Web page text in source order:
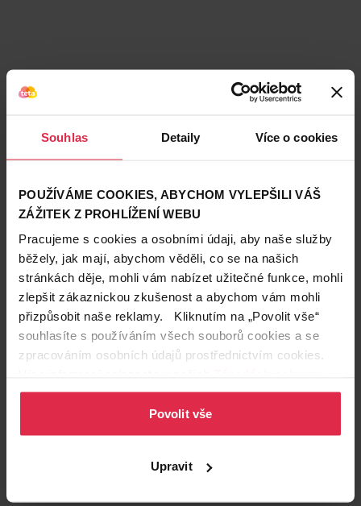
Souhlas Detaily Více o cookies
POUŽÍVÁME COOKIES, ABYCHOM VYLEPŠILI VÁŠ
ZÁŽITEK Z PROHLÍŽENÍ WEBU
Pracujeme s cookies a osobními údaji, aby naše služby
běžely, jak mají, abychom věděli, co se na našich
stránkách děje, mohli vám nabízet užitečné funkce, mohli
zlepšit zákaznickou zkušenost a abychom vám mohli
přizpůsobit naše reklamy. Kliknutím na „Povolit vše“
souhlasíte s používáním všech souborů cookies a se
zpracováním osobních údajů prostřednictvím cookies.
osobních údajů.
Povolit vše
Upravit